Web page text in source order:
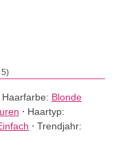
Haarfarbe: Blonde
⋅ Haartyp:
⋅ Trendjahr: